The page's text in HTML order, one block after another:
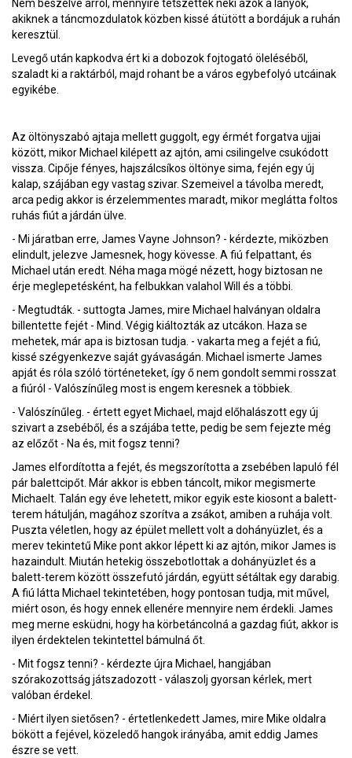
Nem beszélve arról, mennyire tetszettek neki azok a lányok,
akiknek a táncmozdulatok közben kissé átütött a bordájuk a ruhán
keresztül.
Levegő után kapkodva ért ki a dobozok fojtogató öleléséből,
szaladt ki a raktárból, majd rohant be a város egybefolyó utcáinak
egyikébe.
Az öltönyszabó ajtaja mellett guggolt, egy érmét forgatva ujjai
között, mikor Michael kilépett az ajtón, ami csilingelve csukódott
vissza. Cipője fényes, hajszálcsíkos öltönye sima, fején egy új
kalap, szájában egy vastag szivar. Szemeivel a távolba meredt,
arca pedig akkor is érzelemmentes maradt, mikor meglátta foltos
ruhás fiút a járdán ülve.
- Mi járatban erre, James Vayne Johnson? - kérdezte, miközben
elindult, jelezve Jamesnek, hogy kövesse. A fiú felpattant, és
Michael után eredt. Néha maga mögé nézett, hogy biztosan ne
érje meglepetésként, ha felbukkan valahol Will és a többi.
- Megtudták. - suttogta James, mire Michael halványan oldalra
billentette fejét - Mind. Végig kiáltozták az utcákon. Haza se
mehetek, már apa is biztosan tudja. - vakarta meg a fejét a fiú,
kissé szégyenkezve saját gyávaságán. Michael ismerte James
apját és róla szóló történeteket, így ő nem gondolt semmi rosszat
a fiúról - Valószínűleg most is engem keresnek a többiek.
- Valószínűleg. - értett egyet Michael, majd előhalászott egy új
szivart a zsebéből, és a szájába tette, pedig be sem fejezte még
az előzőt - Na és, mit fogsz tenni?
James elfordította a fejét, és megszorította a zsebében lapuló fél
pár balettcipőt. Már akkor is ebben táncolt, mikor megismerte
Michaelt. Talán egy éve lehetett, mikor egyik este kiosont a balett-
terem hátulján, magához szorítva a zsákot, amiben a ruhája volt.
Puszta véletlen, hogy az épület mellett volt a dohányüzlet, és a
merev tekintetű Mike pont akkor lépett ki az ajtón, mikor James is
hazaindult. Miután hetekig összebotlottak a dohányüzlet és a
balett-terem között összefutó járdán, együtt sétáltak egy darabig.
A fiú látta Michael tekintetében, hogy pontosan tudja, mit művel,
miért oson, és hogy ennek ellenére mennyire nem érdekli. James
meg merne esküdni, hogy ha körbetáncolná a gazdag fiút, akkor is
ilyen érdektelen tekintettel bámulná őt.
- Mit fogsz tenni? - kérdezte újra Michael, hangjában
szórakozottság játszadozott - válaszolj gyorsan kérlek, mert
valóban érdekel.
- Miért ilyen sietősen? - értetlenkedett James, mire Mike oldalra
bökött a fejével, közeledő hangok irányába, amit eddig James
észre se vett.